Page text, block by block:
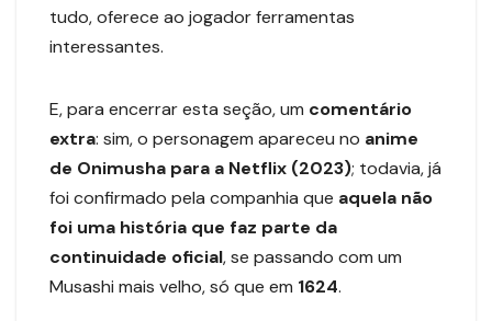
tudo, oferece ao jogador ferramentas
interessantes.
E, para encerrar esta seção, um comentário
extra: sim, o personagem apareceu no anime
de Onimusha para a Netflix (2023); todavia, já
foi confirmado pela companhia que aquela não
foi uma história que faz parte da
continuidade oficial, se passando com um
Musashi mais velho, só que em 1624.